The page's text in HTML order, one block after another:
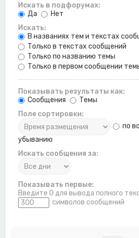
Искать в подфорумах:
Да
Нет
Искать:
В названиях тем и текстах
Только в текстах сообщений
Только по названию темы
Только в первом сообщении
Показывать результаты как:
Сообщения
Темы
Поле сортировки:
по
убыванию
Искать сообщения за:
Показывать первые:
Введите 0 для вывода полного
символов сообщений